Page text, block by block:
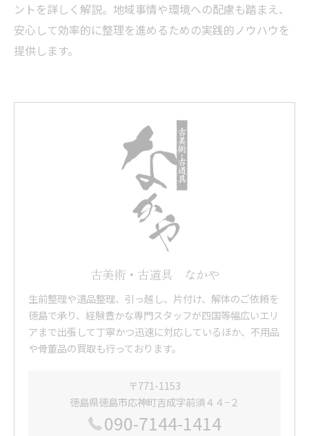
ントを詳しく解説。地域事情や環境への配慮も踏まえ、
安心して効率的に整理を進めるための実践的ノウハウを
提供します。
古美術・古道具 なかや
生前整理や遺品整理、引っ越し、片付け、解体のご依頼を
徳島で承り、経験豊かな専門スタッフが四国等幅広いエリ
アまで出張して丁寧かつ迅速に対応しているほか、不用品
や骨董品の買取も行っております。
〒771-1153
徳島県徳島市応神町吉成字前須４４−２
090-7144-1414